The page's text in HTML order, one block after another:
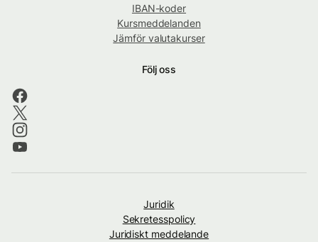
IBAN-koder
Kursmeddelanden
Jämför valutakurser
Följ oss
Juridik
Sekretesspolicy
Juridiskt meddelande